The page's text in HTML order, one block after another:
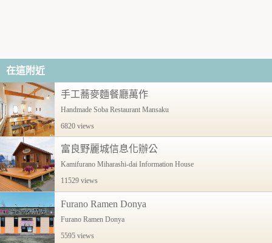
在這附近
手工蕎麥麵餐廳萬作
Handmade Soba Restaurant Mansaku
6820 views
富良野麗城信息化辦公
Kamifurano Miharashi-dai Information House
11529 views
Furano Ramen Donya
Furano Ramen Donya
5595 views